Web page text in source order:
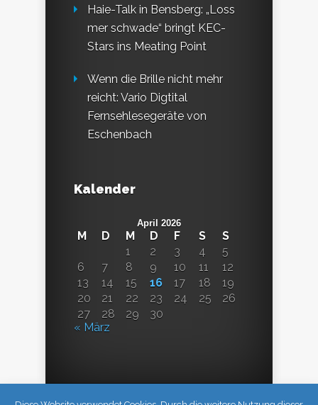
Haie-Talk in Bensberg: „Loss
mer schwade“ bringt KEC-
Stars ins Meating Point
Wenn die Brille nicht mehr
reicht: Vario Digtital
Fernsehlesegeräte von
Eschenbach
Kalender
April 2026
M D M D F S
S
1
2 3 4
5
6
7 8 9 10 11
12
13
14 15 16 17 18
19
20
21 22 23 24 25
26
27
28 29
30
« März